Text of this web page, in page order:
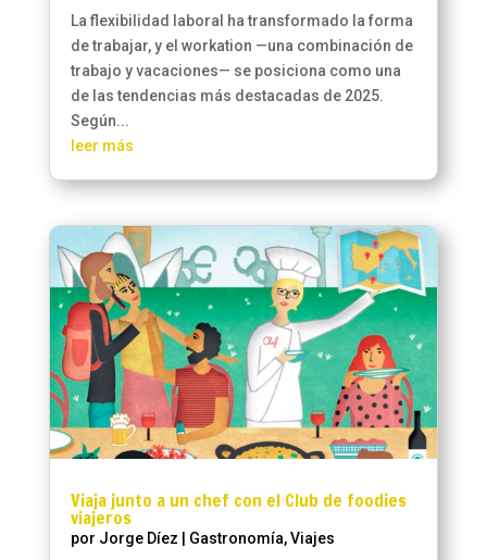
La flexibilidad laboral ha transformado la forma
de trabajar, y el workation —una combinación de
trabajo y vacaciones— se posiciona como una
de las tendencias más destacadas de 2025.
Según...
leer más
Viaja junto a un chef con el Club de foodies
viajeros
por Jorge Díez Gastronomía,Viajes